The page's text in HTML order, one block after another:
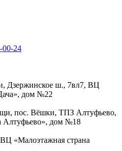
00-24
Дзержинское ш., 7вл7, ВЦ
дом №22
пос. Вёшки, ТПЗ Алтуфьево,
Алтуфьево», дом №18
«Малоэтажная страна